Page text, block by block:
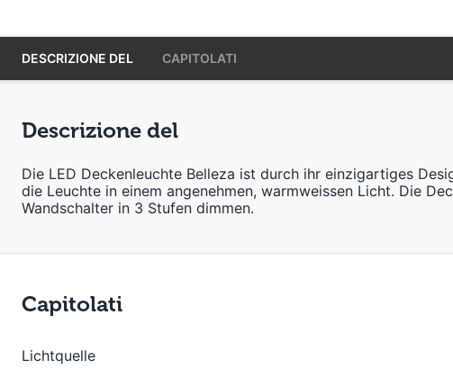
DESCRIZIONE DEL CAPITOLATI
Descrizione del
Die LED Deckenleuchte Belleza ist durch ihr einzigartiges
die Leuchte in einem angenehmen, warmweissen Licht. Die
Wandschalter in 3 Stufen dimmen.
Capitolati
Lichtquelle